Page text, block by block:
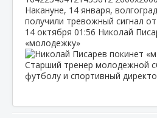
Накануне, 14 января,
получили тревожный сигнал
14 октября 01:56 Николай
«молодежку»
Старший тренер молодежной
футболу и спортивный